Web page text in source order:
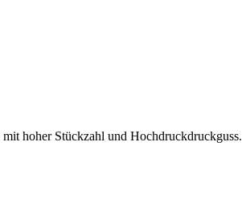
hoher Stückzahl und Hochdruckdruckguss.